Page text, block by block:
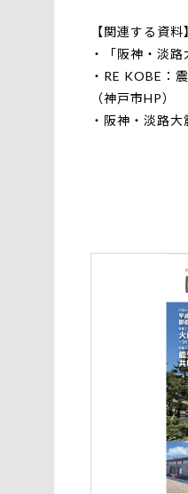
【関連する資料
・
「阪神・淡
・ RE KOBE：
（神戸市HP）
・ 阪神・淡路